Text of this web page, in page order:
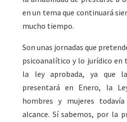
en un tema que continuará
mucho tiempo.
Son unas jornadas que
psicoanalítico y lo jurídico en
la ley aprobada, ya que
presentará en Enero, la
hombres y mujeres
alcance. Sí sabemos, por la